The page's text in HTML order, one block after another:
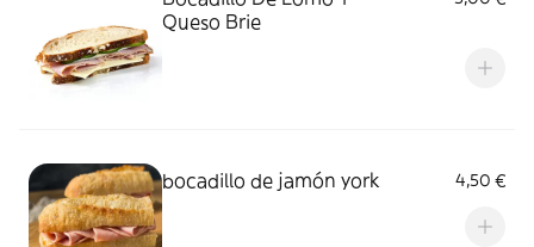
Queso Brie
bocadillo de jamón york 4,50 €